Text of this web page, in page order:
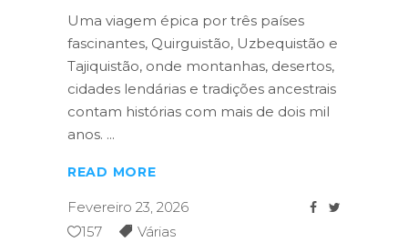
Uma viagem épica por três países
fascinantes, Quirguistão, Uzbequistão e
Tajiquistão, onde montanhas, desertos,
cidades lendárias e tradições ancestrais
contam histórias com mais de dois mil
anos.
READ MORE
Fevereiro 23, 2026
157
Várias